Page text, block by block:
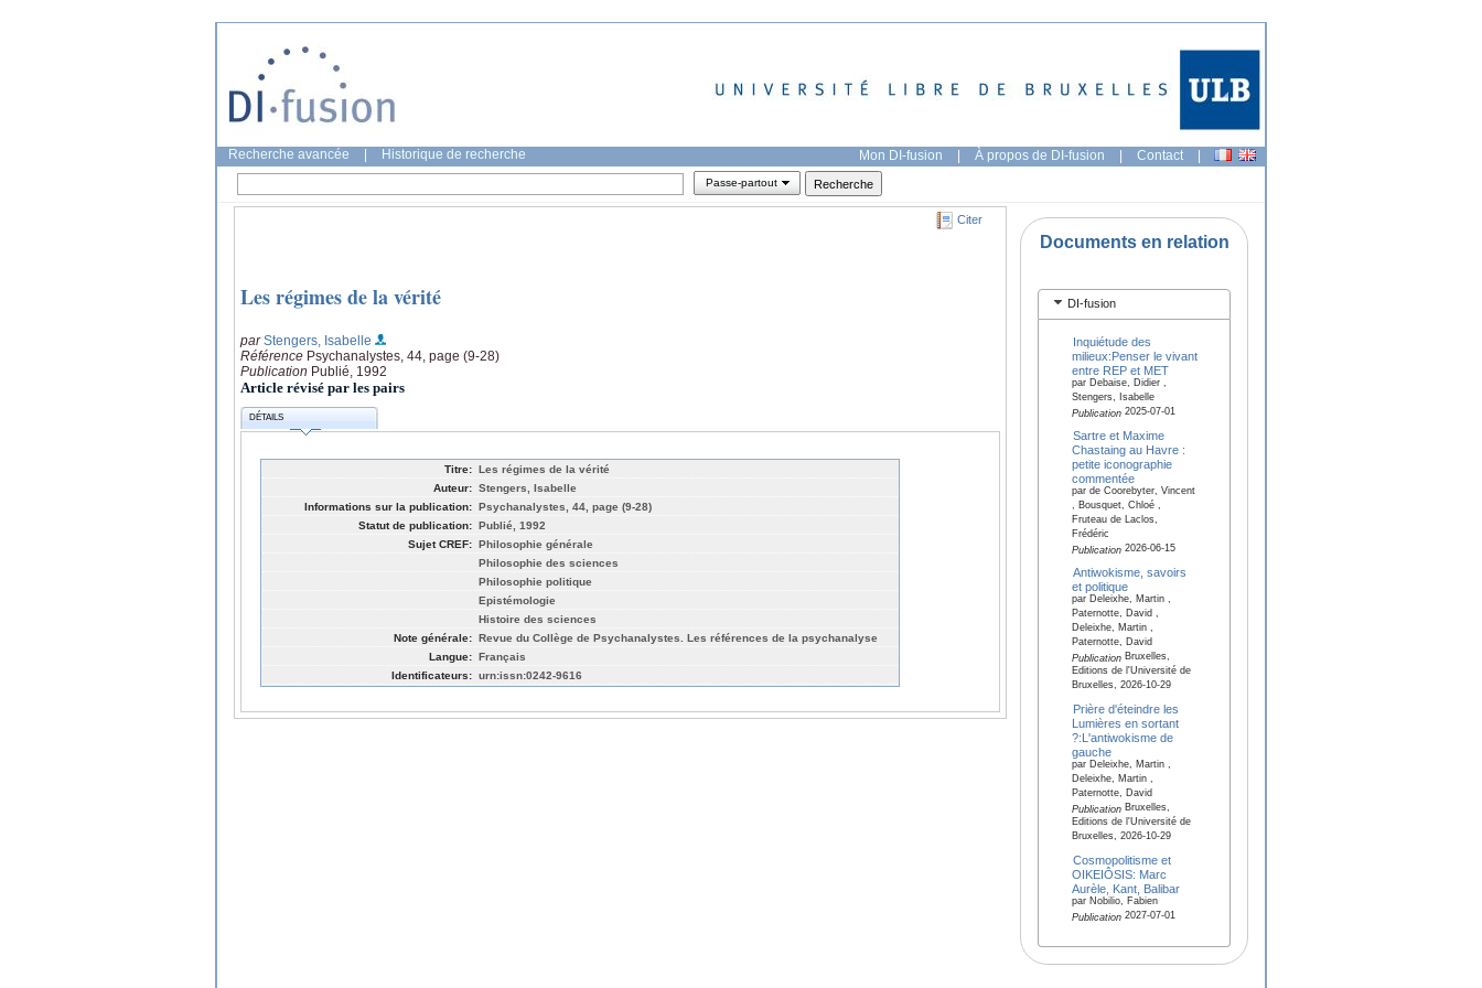
Recherche avancée Historique de recherche Mon DI-fusion | À propos de DI-fusion | Contact |
Passe-partout
Citer
Les régimes de la vérité
parStengers, Isabelle
Référence Psychanalystes, 44, page (9-28)
Publication Publié, 1992
Article révisé par les pairs
DÉTAILS
Titre: Les régimes de la vérité
Auteur: Stengers, Isabelle
Informations sur la publication: Psychanalystes, 44, page (9-28)
Statut de publication: Publié, 1992
Sujet CREF: Philosophie générale
Philosophie des sciences
Philosophie politique
Epistémologie
Histoire des sciences
Note générale: Revue du Collège de Psychanalystes. Les références de la psychanalyse
Langue: Français
Identificateurs: urn:issn:0242-9616
Documents en relation
DI-fusion
Inquiétude des
milieux:Penser le vivant
entre REP et MET
par Debaise, Didier ,
Stengers, Isabelle
Publication2025-07-01
Sartre et Maxime
Chastaing au Havre :
petite iconographie
commentée
par de Coorebyter, Vincent
, Bousquet, Chloé ,
Fruteau de Laclos,
Frédéric
Publication2026-06-15
Antiwokisme, savoirs
et politique
par Deleixhe, Martin ,
Paternotte, David ,
Deleixhe, Martin ,
Paternotte, David
PublicationBruxelles,
Editions de l'Université de
Bruxelles, 2026-10-29
Prière d'éteindre les
Lumières en sortant
?:L'antiwokisme de
gauche
par Deleixhe, Martin ,
Deleixhe, Martin ,
Paternotte, David
PublicationBruxelles,
Editions de l'Université de
Bruxelles, 2026-10-29
Cosmopolitisme et
OIKEIÔSIS: Marc
Aurèle, Kant, Balibar
par Nobilio, Fabien
Publication2027-07-01